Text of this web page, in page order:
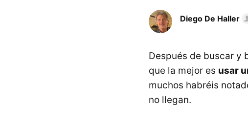
Diego De Haller
Después de buscar y
que la mejor es usar
muchos habréis
no llegan.